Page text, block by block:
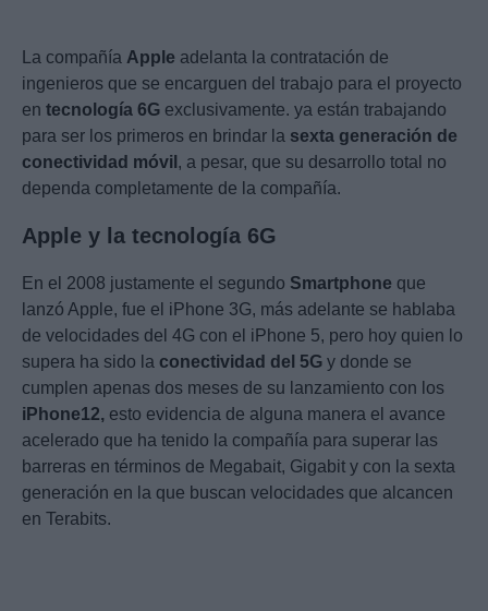
La compañía Apple adelanta la contratación de
ingenieros que se encarguen del trabajo para el proyecto
en tecnología 6G exclusivamente. ya están trabajando
para ser los primeros en brindar la sexta generación de
conectividad móvil , a pesar, que su desarrollo total no
dependa completamente de la compañía.
Apple y la tecnología 6G
En el 2008 justamente el segundo Smartphone que
lanzó Apple, fue el iPhone 3G, más adelante se hablaba
de velocidades del 4G con el iPhone 5, pero hoy quien lo
supera ha sido la conectividad del 5G y donde se
cumplen apenas dos meses de su lanzamiento con los
iPhone12, esto evidencia de alguna manera el avance
acelerado que ha tenido la compañía para superar las
barreras en términos de Megabait, Gigabit y con la sexta
generación en la que buscan velocidades que alcancen
en Terabits.